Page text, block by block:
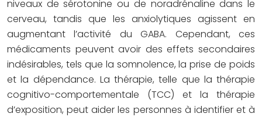
niveaux de sérotonine ou de noradrénaline dans le
cerveau, tandis que les anxiolytiques agissent en
augmentant l’activité du GABA. Cependant, ces
médicaments peuvent avoir des effets secondaires
indésirables, tels que la somnolence, la prise de poids
et la dépendance. La thérapie, telle que la thérapie
cognitivo-comportementale (TCC) et la thérapie
d’exposition, peut aider les personnes à identifier et à